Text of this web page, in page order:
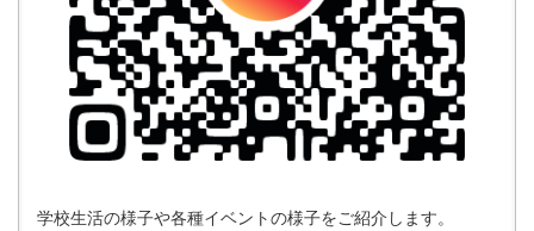
学校生活の様子や各種イベントの様子をご紹介します。